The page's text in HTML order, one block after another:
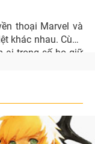
thoại Marvel và
khác nhau. Cùng
ai trong số họ giữ